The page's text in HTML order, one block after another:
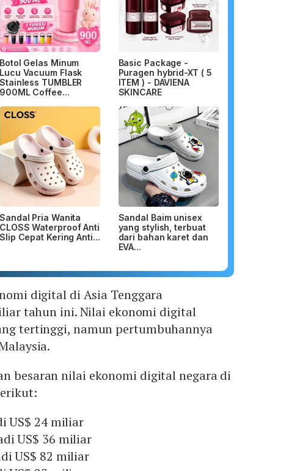
Botol Gelas Minum
Lucu Vacuum Flask
Stainless TUMBLER
900ML Coffee...
Basic Package -
Puragen hybrid-XT ( 5
ITEM ) - DAVIENA
SKINCARE
Sandal Pria Wanita
CLOSS Waterproof Anti
Slip Cepat Kering Anti...
Sandal Baim unisex
yang stylish, terbuat
dari bahan karet dan
EVA...
digital di Asia Tenggara
tahun ini. Nilai ekonomi digital
tertinggi, namun pertumbuhannya
besaran nilai ekonomi digital negara di
US$ 24 miliar
US$ 36 miliar
US$ 82 miliar